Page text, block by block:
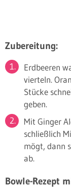
Zubereitung:
Erdbeeren
vierteln.
Stücke
geben.
Mit Ginger
schließlich
mögt, dann
ab.
Bowle-Rezept